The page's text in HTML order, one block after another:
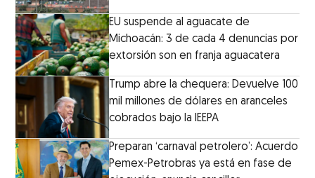
EU suspende al aguacate de
Michoacán: 3 de cada 4 denuncias por
extorsión son en franja aguacatera
Trump abre la chequera: Devuelve 100
mil millones de dólares en aranceles
cobrados bajo la IEEPA
Preparan ‘carnaval petrolero’: Acuerdo
Pemex-Petrobras ya está en fase de